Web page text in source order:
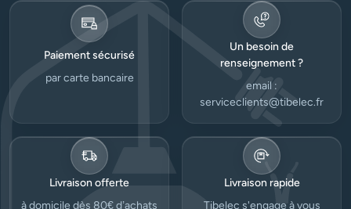
Paiement sécurisé
par carte bancaire
Un besoin de
renseignement ?
email :
serviceclients@tibelec.fr
Livraison offerte
à domicile dès 80€ d’achats
Livraison rapide
Tibelec s'engage à vous